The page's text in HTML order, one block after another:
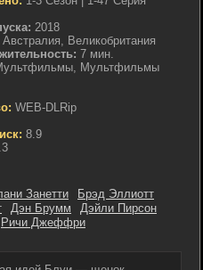
2018
Австралия, Великобритания
7 мин.
Мультфильмы
WEB-DLRip
8.9
Занетти
Брэд Эллиотт
Дэн Брумм
Дэйли Пирсон
Ричи Джеффри